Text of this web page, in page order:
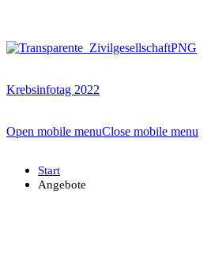
Krebsinfotag 2022
Open mobile menuClose mobile menu
Start
Angebote